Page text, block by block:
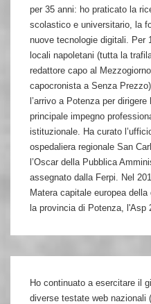
per 35 anni: ho praticato la
scolastico e universitario, la
nuove tecnologie digitali. Per
locali napoletani (tutta la
redattore capo al
capocronista a Senza
l’arrivo a Potenza per
principale impegno
istituzionale. Ha curato
ospedaliera regionale San
l’Oscar della Pubblica
assegnato dalla Ferpi. Nel
Matera capitale europea
la provincia di Potenza, l'Asp
Ho continuato a esercitare il
diverse testate web nazionali